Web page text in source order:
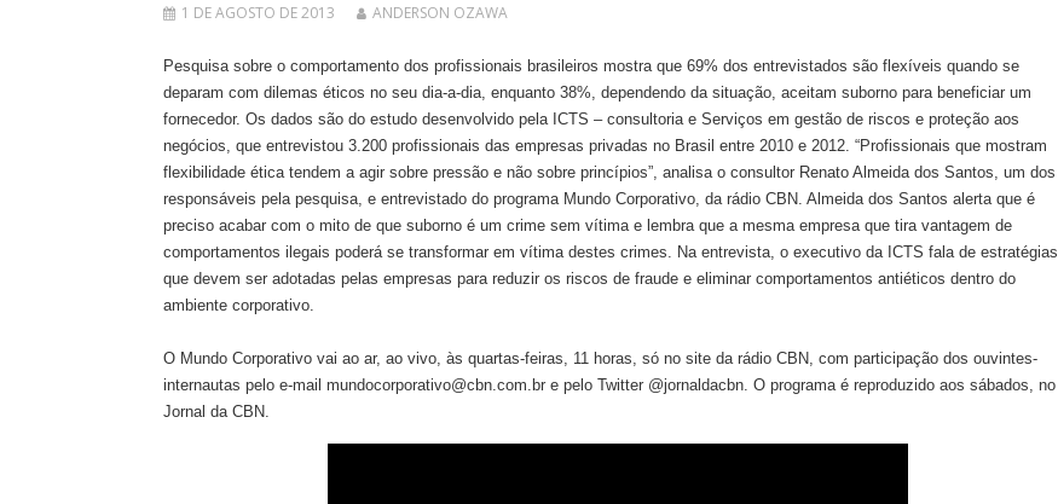
1 DE AGOSTO DE 2013 ANDERSON OZAWA
Pesquisa sobre o comportamento dos profissionais brasileiros mostra que 69% dos entrevistados são flexíveis quando se
deparam com dilemas éticos no seu dia-a-dia, enquanto 38%, dependendo da situação, aceitam suborno para beneficiar um
fornecedor. Os dados são do estudo desenvolvido pela ICTS – consultoria e Serviços em gestão de riscos e proteção aos
negócios, que entrevistou 3.200 profissionais das empresas privadas no Brasil entre 2010 e 2012. “Profissionais que mostram
flexibilidade ética tendem a agir sobre pressão e não sobre princípios”, analisa o consultor Renato Almeida dos Santos, um dos
responsáveis pela pesquisa, e entrevistado do programa Mundo Corporativo, da rádio CBN. Almeida dos Santos alerta que é
preciso acabar com o mito de que suborno é um crime sem vítima e lembra que a mesma empresa que tira vantagem de
comportamentos ilegais poderá se transformar em vítima destes crimes. Na entrevista, o executivo da ICTS fala de estratégias
que devem ser adotadas pelas empresas para reduzir os riscos de fraude e eliminar comportamentos antiéticos dentro do
ambiente corporativo.
O Mundo Corporativo vai ao ar, ao vivo, às quartas-feiras, 11 horas, só no site da rádio CBN, com participação dos ouvintes-
internautas pelo e-mail mundocorporativo@cbn.com.br e pelo Twitter @jornaldacbn. O programa é reproduzido aos sábados, no
Jornal da CBN.